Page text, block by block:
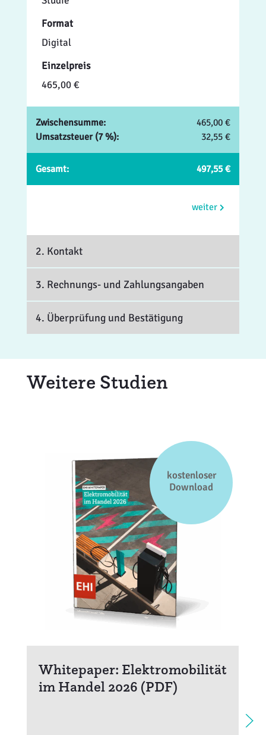
Format
Digital
Einzelpreis
465,00 €
Zwischensumme:
465,00 €
Umsatzsteuer (7 %):
32,55 €
Gesamt: 497,55 €
weiter
2. Kontakt
3. Rechnungs- und Zahlungsangaben
4. Überprüfung und Bestätigung
Weitere Studien
kostenloser
Download
Whitepaper: Elektromobilität
im Handel 2026 (PDF)